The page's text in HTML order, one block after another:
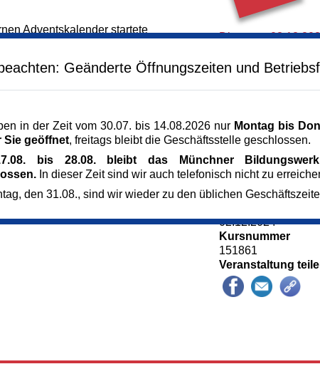
Adventskalender startete
Entdeckungsreise zu
weltumspannenden
Massenartikels.
anfordern unter
oder unter Tel.
Dienstag,
Veranstaltungsort
Prälat-Miller-Weg
München
Kursgebühr
Referent_in
Christine Bittner
Dipl.-Geogr.
02.12.2024
Kursnummer
151861
Veranstaltung
Geänderte Öffnungszeiten und
in der Zeit vom 30.07. bis 14.08.2026 nur Montag bis
Sie geöffnet, freitags bleibt die Geschäftsstelle geschlossen.
bis 28.08. bleibt das Münchner
In dieser Zeit sind wir auch telefonisch nicht zu
den 31.08., sind wir wieder zu den üblichen